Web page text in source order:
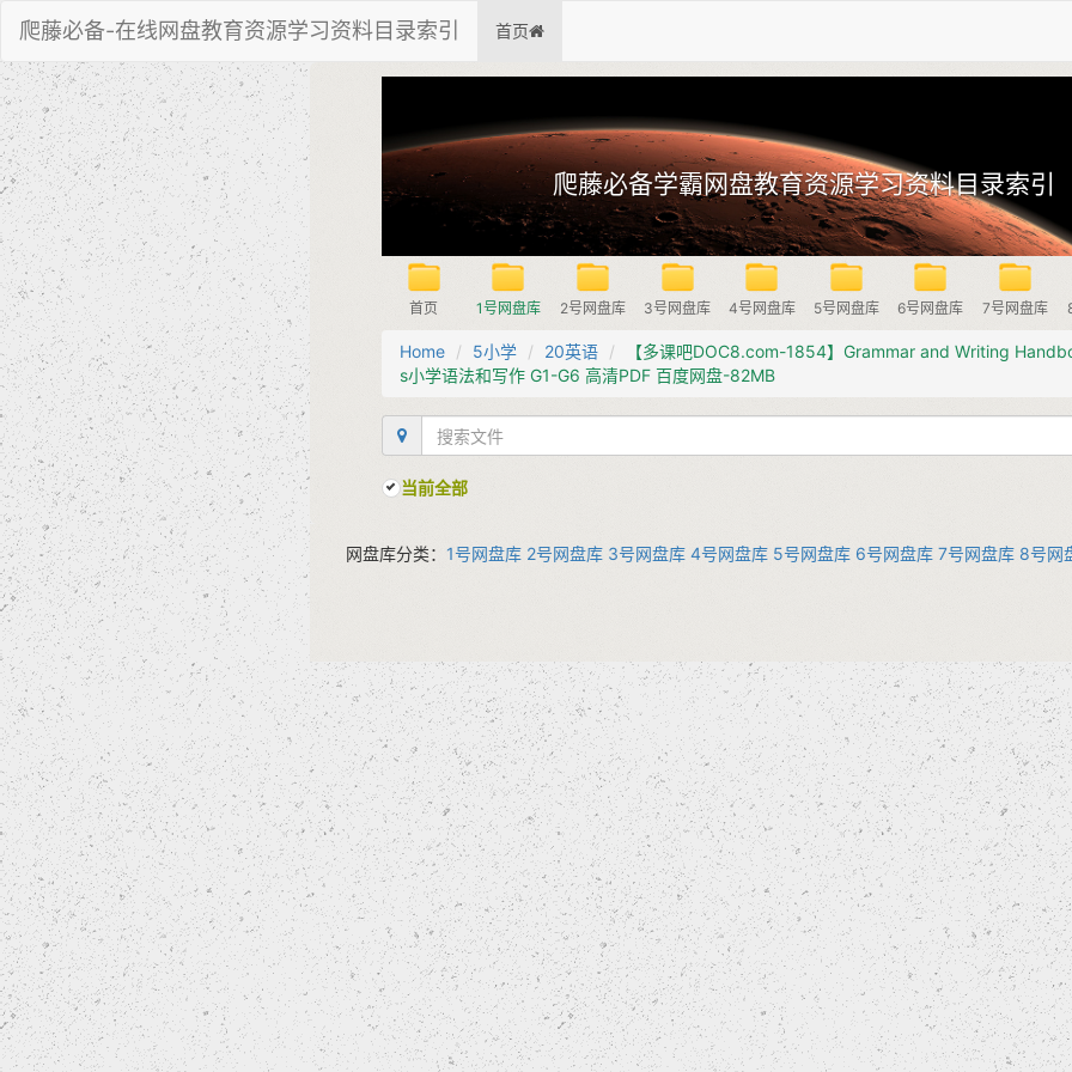
爬藤必备-在线网盘教育资源学习资料目录索引 首页
爬藤必备学霸网盘教育资源学习资料目录索引
首页 1号网盘库 2号网盘库 3号网盘库 4号网盘库 5号网盘库 6号网盘库 7号网盘库
Home 5小学 20英语
【多课吧DOC8.com-1854】Grammar and Writing
s小学语法和写作 G1-G6 高清PDF 百度网盘-82MB
当前全部
网盘库分类： 1号网盘库 2号网盘库 3号网盘库 4号网盘库 5号网盘库 6号网盘库 7号网盘库 8号网